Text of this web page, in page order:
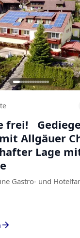
frei!
Allgäuer
Lage
Gastro- und
arrow_forward